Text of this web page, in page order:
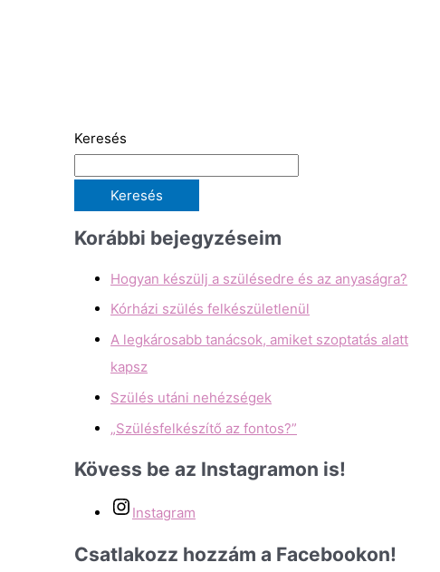
Keresés
Keresés
Korábbi bejegyzéseim
Hogyan készülj a szülésedre és az anyaságra?
Kórházi szülés felkészületlenül
A legkárosabb tanácsok, amiket szoptatás alatt
kapsz
Szülés utáni nehézségek
„Szülésfelkészítő az fontos?”
Kövess be az Instagramon is!
Instagram
Csatlakozz hozzám a Facebookon!